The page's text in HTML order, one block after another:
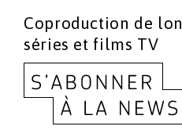
Coproduction de
séries et films TV